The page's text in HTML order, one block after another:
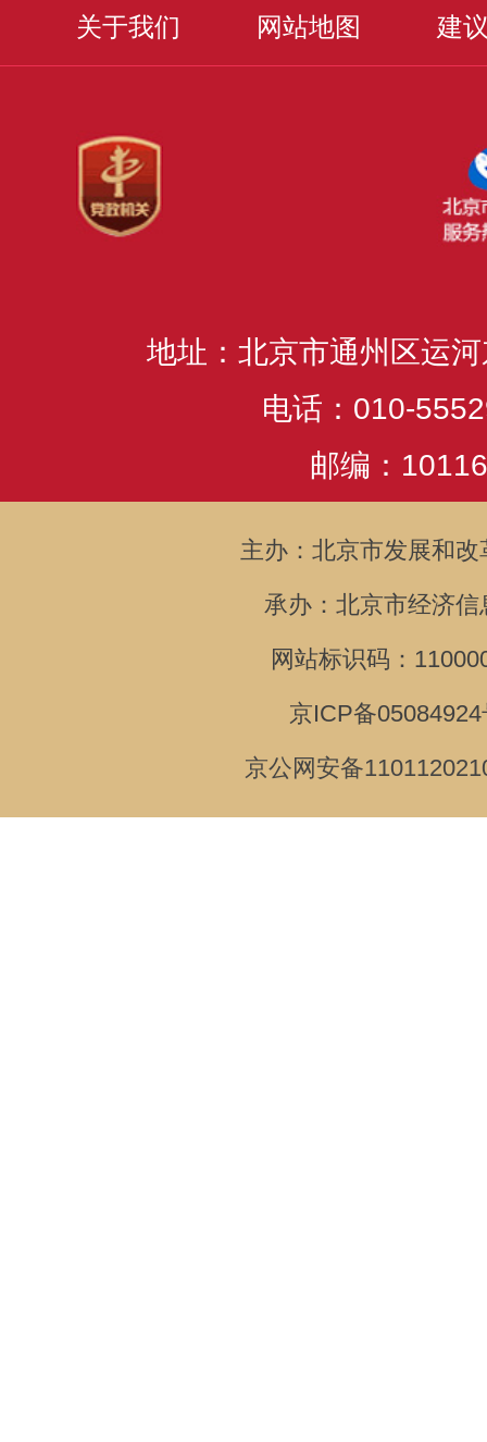
关于我们 网站地图 建
地址：北京市通州区运
电话：010-
邮编：
主办：北京市发展和改
承办：北京市经济信
网站标识码：
京ICP备
京公网安备